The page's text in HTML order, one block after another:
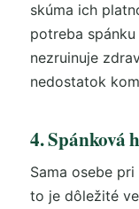
skúma ich
potreba
nezruinuje
nedostatok
4. Spánková
Sama osebe
to je dôležité